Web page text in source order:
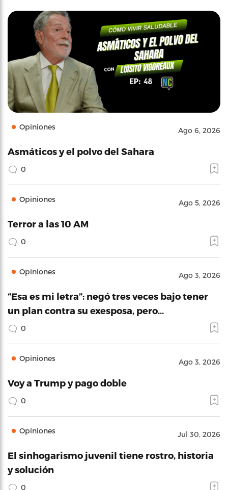
Opiniones Ago 6, 2026
Asmáticos y el polvo del Sahara
0
Opiniones Ago 5, 2026
Terror a las 10 AM
0
Opiniones Ago 3, 2026
“Esa es mi letra”: negó tres veces bajo tener
un plan contra su exesposa, pero…
0
Opiniones Ago 3, 2026
Voy a Trump y pago doble
0
Opiniones Jul 30, 2026
El sinhogarismo juvenil tiene rostro, historia
y solución
0